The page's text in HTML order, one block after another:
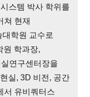
스템 박사 학위를
쳐 현재
학원 교수로
원 학과장,
연구센터장을
실, 3D 비전, 공간
서 유비쿼터스